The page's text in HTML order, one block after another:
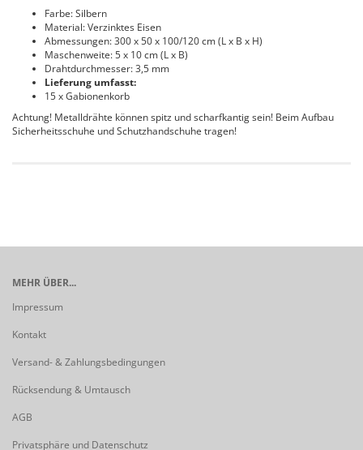
Farbe: Silbern
Material: Verzinktes Eisen
Abmessungen: 300 x 50 x 100/120 cm (L x B x H)
Maschenweite: 5 x 10 cm (L x B)
Drahtdurchmesser: 3,5 mm
Lieferung umfasst:
15 x Gabionenkorb
Achtung! Metalldrähte können spitz und scharfkantig sein! Beim Aufbau
Sicherheitsschuhe und Schutzhandschuhe tragen!
MEHR ÜBER...
Impressum
Kontakt
Versand- & Zahlungsbedingungen
Rücksendung & Umtausch
AGB
Privatsphäre und Datenschutz